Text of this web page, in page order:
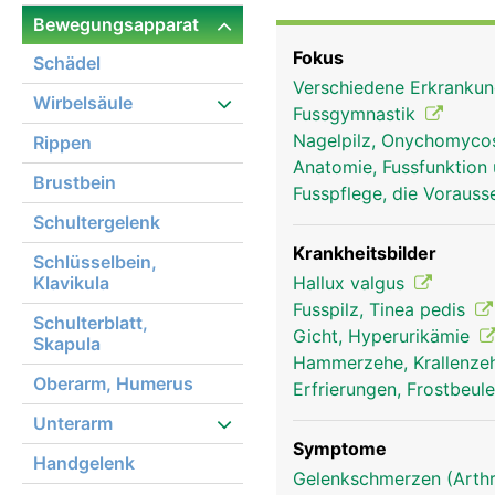
Bewegungsapparat
Schädel
Wirbelsäule
Rippen
Brustbein
Schultergelenk
Schlüsselbein,
Klavikula
Schulterblatt,
Skapula
Oberarm, Humerus
Unterarm
Handgelenk
denen die Zehen
Geschützt werden die
Fokus
Verschiedene
Fussgymnastik
Nagelpilz,
Anatomie, Fussfunktion
Fusspflege, die
Krankheitsbilder
Hallux valgus
Fusspilz, Tinea pedis
Gicht, Hyperurikämie
Hammerzehe,
Erfrierungen,
Symptome
Gelenkschmerzen